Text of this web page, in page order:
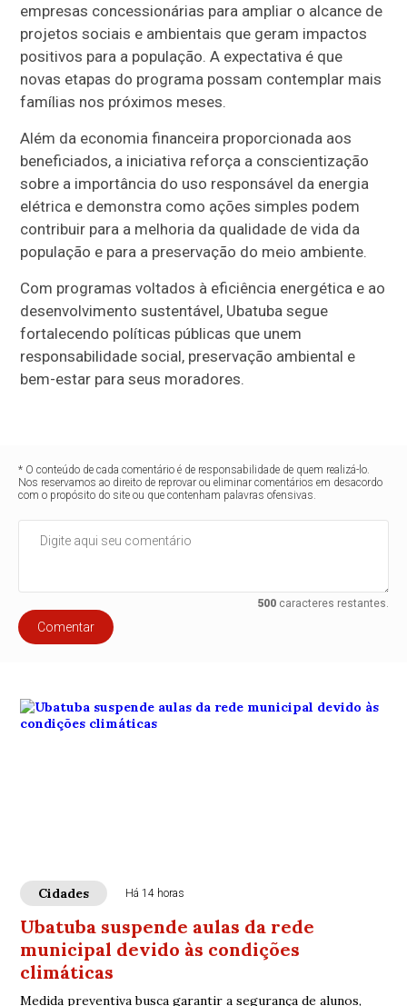
empresas concessionárias para ampliar o alcance de
projetos sociais e ambientais que geram impactos
positivos para a população. A expectativa é que
novas etapas do programa possam contemplar mais
famílias nos próximos meses.
Além da economia financeira proporcionada aos
beneficiados, a iniciativa reforça a conscientização
sobre a importância do uso responsável da energia
elétrica e demonstra como ações simples podem
contribuir para a melhoria da qualidade de vida da
população e para a preservação do meio ambiente.
Com programas voltados à eficiência energética e ao
desenvolvimento sustentável, Ubatuba segue
fortalecendo políticas públicas que unem
responsabilidade social, preservação ambiental e
bem-estar para seus moradores.
* O conteúdo de cada comentário é de responsabilidade de quem realizá-lo.
Nos reservamos ao direito de reprovar ou eliminar comentários em desacordo
com o propósito do site ou que contenham palavras ofensivas.
500caracteres restantes.
Comentar
Cidades Há 14 horas
Ubatuba suspende aulas da rede
municipal devido às condições
climáticas
Medida preventiva busca garantir a segurança de alunos,